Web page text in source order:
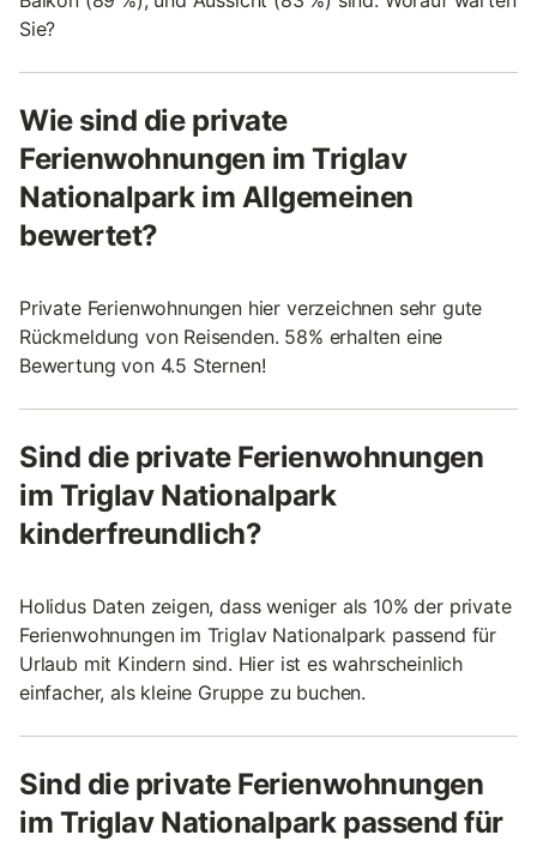
Sie?
Wie sind die private
Ferienwohnungen im Triglav
Nationalpark im Allgemeinen
bewertet?
Private Ferienwohnungen hier verzeichnen sehr gute
Rückmeldung von Reisenden. 58% erhalten eine
Bewertung von 4.5 Sternen!
Sind die private Ferienwohnungen
im Triglav Nationalpark
kinderfreundlich?
Holidus Daten zeigen, dass weniger als 10% der private
Ferienwohnungen im Triglav Nationalpark passend für
Urlaub mit Kindern sind. Hier ist es wahrscheinlich
einfacher, als kleine Gruppe zu buchen.
Sind die private Ferienwohnungen
im Triglav Nationalpark passend für